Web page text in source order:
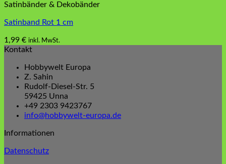
Satinbänder & Dekobänder
Satinband Rot 1 cm
1,99 € inkl. MwSt.
Kontakt
Hobbywelt Europa
Z. Sahin
Rudolf-Diesel-Str. 5
59425 Unna
+49 2303 9423767
info@hobbywelt-europa.de
Informationen
Datenschutz